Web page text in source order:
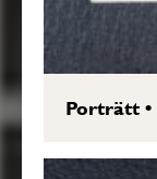
Porträtt•